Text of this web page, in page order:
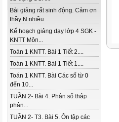
Bài giảng rất sinh động. Cảm ơn
thầy N nhiều...
Kế hoạch giảng dạy lớp 4 SGK -
KNTT Môn...
Toán 1 KNTT. Bài 1 Tiết 2....
Toán 1 KNTT. Bài 1 Tiết 1....
Toán 1 KNTT. Bài Các số từ 0
đến 10...
TUẦN 2- Bài 4. Phân số thập
phân...
TUẦN 2- T3. Bài 5. Ôn tập các